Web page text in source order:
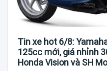
Tin xe hot 6/8:
125cc mới, giá nhỉnh
Honda Vision và SH